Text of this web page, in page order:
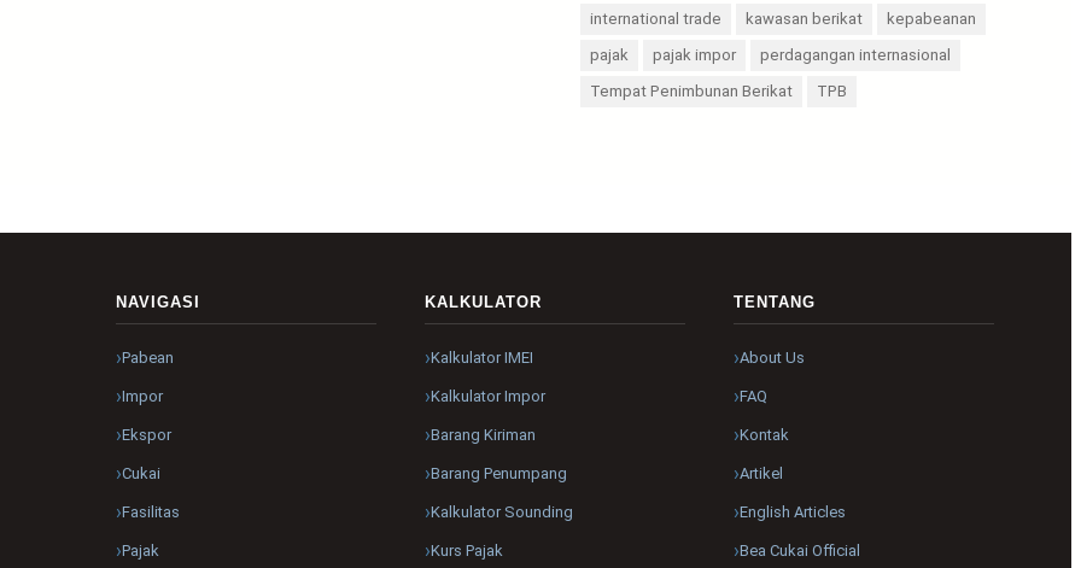
international trade
kawasan berikat
kepabeanan
pajak
pajak impor
perdagangan internasional
Tempat Penimbunan Berikat
TPB
NAVIGASI
Pabean
Impor
Ekspor
Cukai
Fasilitas
Pajak
KALKULATOR
Kalkulator IMEI
Kalkulator Impor
Barang Kiriman
Barang Penumpang
Kalkulator Sounding
Kurs Pajak
TENTANG
About Us
FAQ
Kontak
Artikel
English Articles
Bea Cukai Official